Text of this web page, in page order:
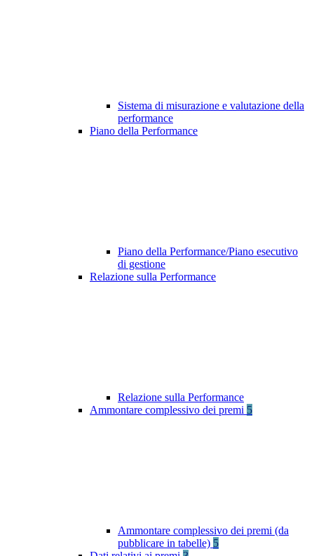
Sistema di misurazione e valutazione della
performance
Piano della Performance
Piano della Performance/Piano esecutivo
di gestione
Relazione sulla Performance
Relazione sulla Performance
Ammontare complessivo dei premi 5
Ammontare complessivo dei premi (da
pubblicare in tabelle) 5